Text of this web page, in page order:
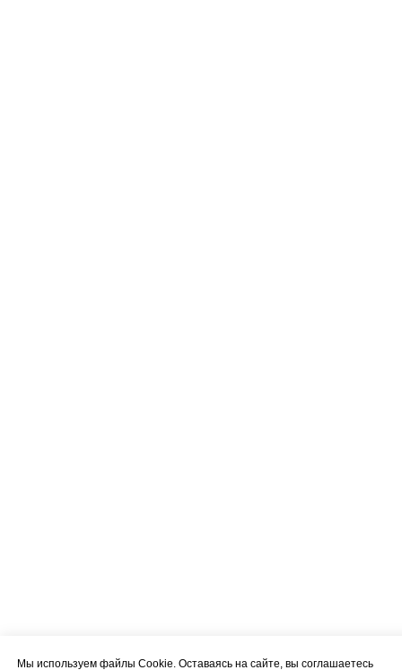
Мы используем файлы Cookie. Оставаясь на сайте, вы соглашаетесь